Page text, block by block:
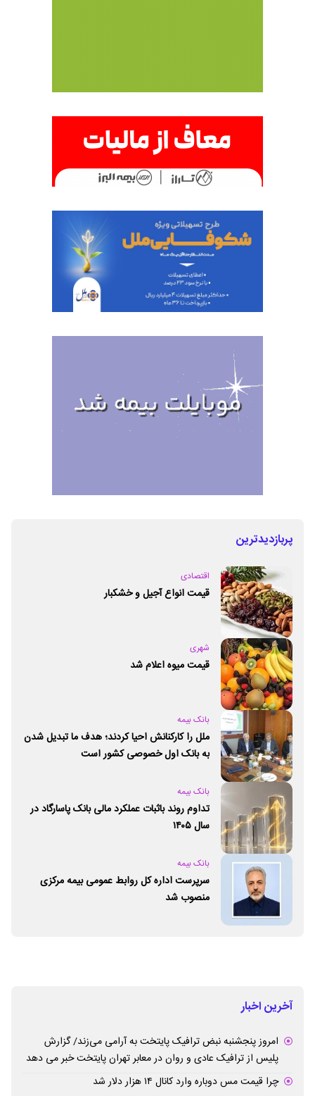
پربازدیدترین
اقتصادی
قیمت انواع آجیل و خشکبار
شهری
قیمت میوه اعلام شد
بانک بیمه
ملل را کارکنانش احیا کردند؛ هدف ما تبدیل شدن
به بانک اول خصوصی کشور است
بانک بیمه
تداوم روند باثبات عملکرد مالی بانک پاسارگاد در
سال ۱۴۰۵
بانک بیمه
سرپرست اداره کل روابط عمومی بیمه مرکزی
منصوب شد
آخرین اخبار
امروز پنجشنبه نبض ترافیک پایتخت به آرامی می‌زند/ گزارش
پلیس از ترافیک عادی و روان در معابر تهران پایتخت خبر می دهد
چرا قیمت مس دوباره وارد کانال ۱۴ هزار دلار شد